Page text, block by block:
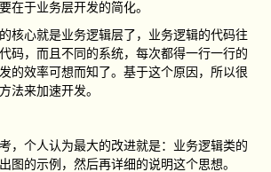
于业务层开发的简化。
心就是业务逻辑层了，业务逻辑的代码往
码，而且不同的系统，每次都得一行一行的
的效率可想而知了。基于这个原因，所以很
法来加速开发。
个人认为最大的改进就是：业务逻辑类的
图的示例，然后再详细的说明这个思想。